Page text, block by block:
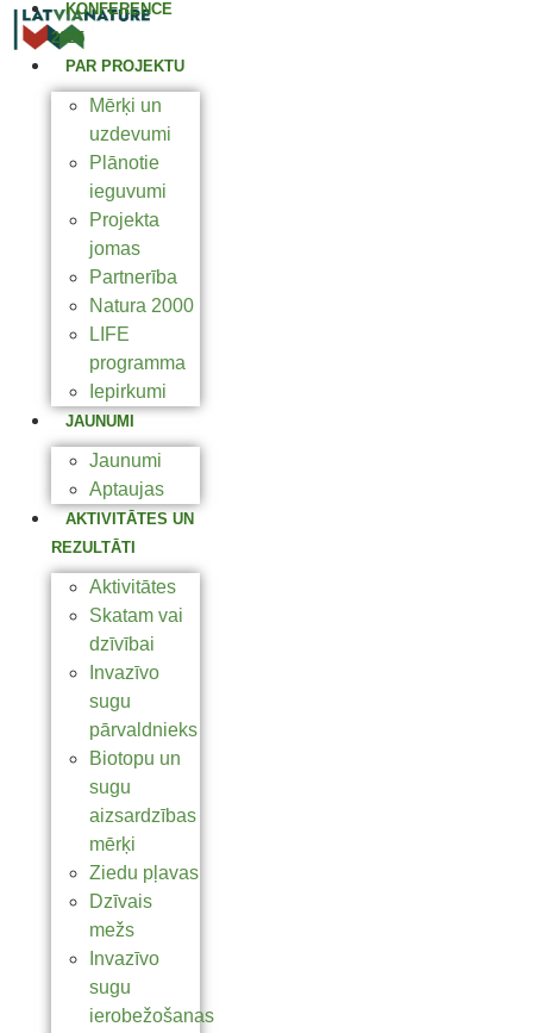
KONFERENCE
2025
PAR PROJEKTU
Mērķi un
uzdevumi
Plānotie
ieguvumi
Projekta
jomas
Partnerība
Natura 2000
LIFE
programma
Iepirkumi
JAUNUMI
Jaunumi
Aptaujas
AKTIVITĀTES UN
REZULTĀTI
Aktivitātes
Skatam vai
dzīvībai
Invazīvo
sugu
pārvaldnieks
Biotopu un
sugu
aizsardzības
mērķi
Ziedu pļavas
Dzīvais
mežs
Invazīvo
sugu
ierobežošanas